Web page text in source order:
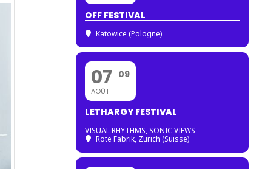
OFF FESTIVAL
Katowice (Pologne)
07
AOÛT
09
LETHARGY FESTIVAL
VISUAL RHYTHMS, SONIC VIEWS
Rote Fabrik, Zurich (Suisse)